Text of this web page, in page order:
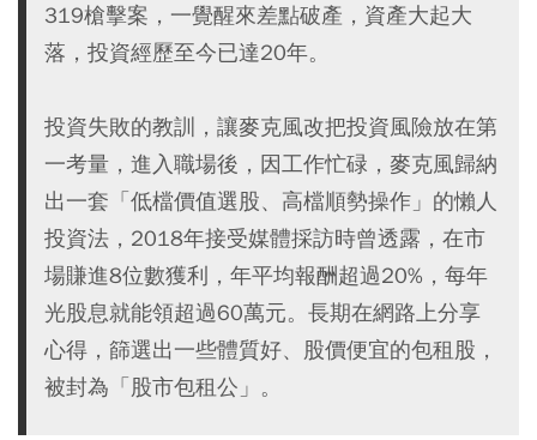
319槍擊案，一覺醒來差點破產，資產大起大
落，投資經歷至今已達20年。
投資失敗的教訓，讓麥克風改把投資風險放在第
一考量，進入職場後，因工作忙碌，麥克風歸納
出一套「低檔價值選股、高檔順勢操作」的懶人
投資法，2018年接受媒體採訪時曾透露，在市
場賺進8位數獲利，年平均報酬超過20%，每年
光股息就能領超過60萬元。長期在網路上分享
心得，篩選出一些體質好、股價便宜的包租股，
被封為「股市包租公」。